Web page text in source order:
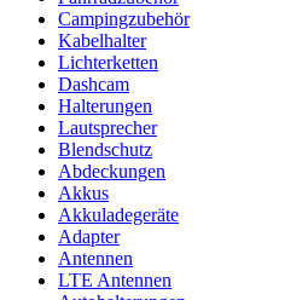
Campingzubehör
Kabelhalter
Lichterketten
Dashcam
Halterungen
Lautsprecher
Blendschutz
Abdeckungen
Akkus
Akkuladegeräte
Adapter
Antennen
LTE Antennen